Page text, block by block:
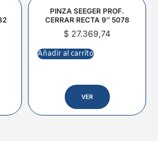
PINZA SEEGER PROF.
CERRAR RECTA 9″ 5078
$ 27.369,74
Añadir al carrito
VER